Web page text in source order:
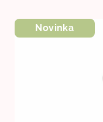
Novinka